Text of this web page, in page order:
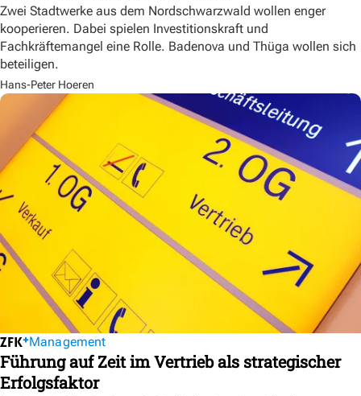
Zwei Stadtwerke aus dem Nordschwarzwald wollen enger
kooperieren. Dabei spielen Investitionskraft und
Fachkräftemangel eine Rolle. Badenova und Thüga wollen sich
beteiligen.
Hans-Peter Hoeren
Management
Führung auf Zeit im Vertrieb als strategischer
Erfolgsfaktor